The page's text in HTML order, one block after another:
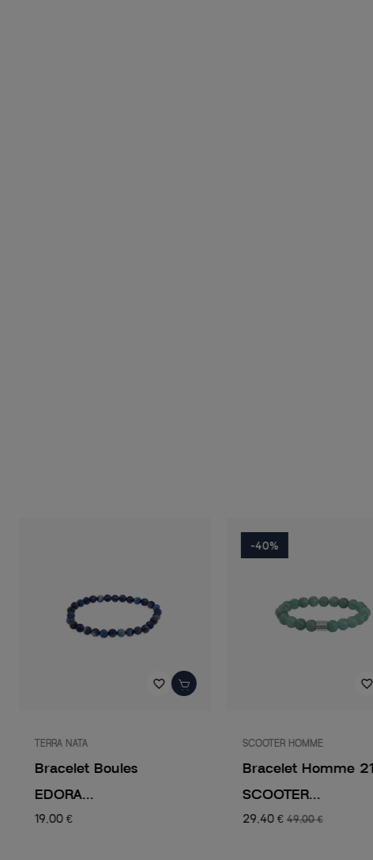
favorite_border
TERRA NATA
Bracelet Boules
EDORA...
19,00 €
favorite_border
SCOOTER HOMME
Bracelet Homme
SCOOTER...
29,40 €49,00 €
-40%